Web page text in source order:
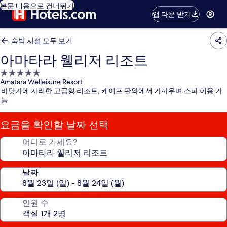
본문 내용으로 건너뛰기
앱 다운 받기
숙박 시설 모두 보기
아마타라 웰리저 리조트
5.0
성
급
숙
시
설
Amatara Welleisure Resort
바닷가에 자리한 고급형 리조트, 케이프 판와에서 가까우며 스파 이용 가
능
요금을 확인할 날짜 선택
어디로 가세요?
날짜
인원 수